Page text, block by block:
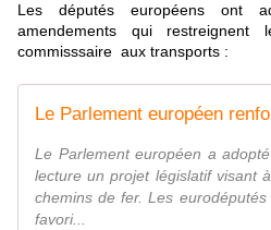
Les députés européens ont
amendements qui restreignent
commisssaire aux transports :
Le Parlement européen a
lecture un projet législatif visant
chemins de fer. Les
favori...